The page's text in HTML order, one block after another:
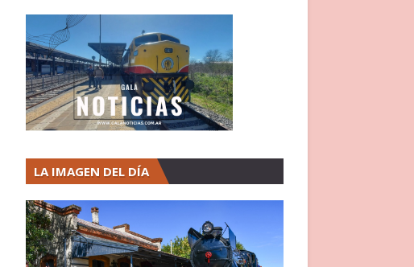
LA IMAGEN DEL DÍA